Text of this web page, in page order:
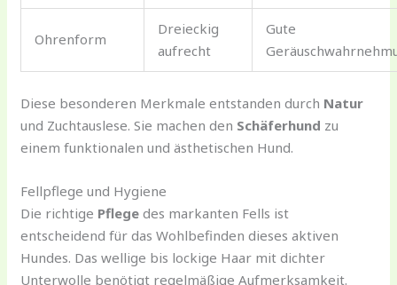
Ohrenform
Dreieckig
aufrecht
Gute
Diese besonderen Merkmale entstanden durch Natur
und Zuchtauslese. Sie machen den Schäferhund zu
einem funktionalen und ästhetischen Hund.
Fellpflege und Hygiene
Die richtige Pflege des markanten Fells ist
entscheidend für das Wohlbefinden dieses aktiven
Hundes. Das wellige bis lockige Haar mit dichter
Unterwolle benötigt regelmäßige Aufmerksamkeit.